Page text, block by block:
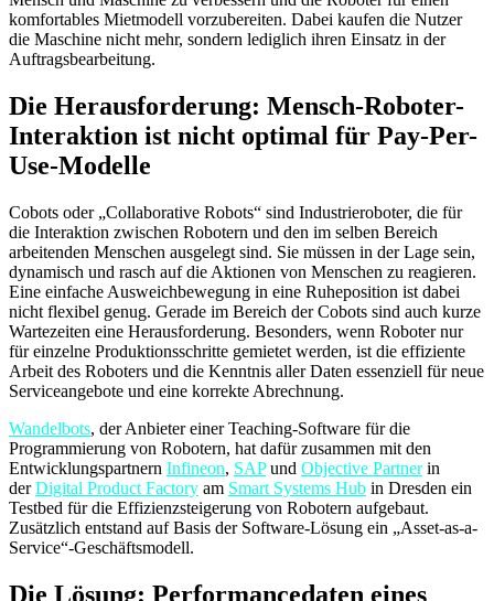
komfortables Mietmodell vorzubereiten. Dabei kaufen die Nutzer
die Maschine nicht mehr, sondern lediglich ihren Einsatz in der
Auftragsbearbeitung.
Die Herausforderung: Mensch-Roboter-
Interaktion ist nicht optimal für Pay-Per-
Use-Modelle
Cobots oder „Collaborative Robots“ sind Industrieroboter, die für
die Interaktion zwischen Robotern und den im selben Bereich
arbeitenden Menschen ausgelegt sind. Sie müssen in der Lage sein,
dynamisch und rasch auf die Aktionen von Menschen zu reagieren.
Eine einfache Ausweichbewegung in eine Ruheposition ist dabei
nicht flexibel genug. Gerade im Bereich der Cobots sind auch kurze
Wartezeiten eine Herausforderung. Besonders, wenn Roboter nur
für einzelne Produktionsschritte gemietet werden, ist die effiziente
Arbeit des Roboters und die Kenntnis aller Daten essenziell für neue
Serviceangebote und eine korrekte Abrechnung.
Wandelbots, der Anbieter einer Teaching-Software für die
Programmierung von Robotern, hat dafür zusammen mit den
Entwicklungspartnern Infineon, SAPund Objective Partnerin
derDigital Product Factory am Smart Systems Hub in Dresden ein
Testbed für die Effizienzsteigerung von Robotern aufgebaut.
Zusätzlich entstand auf Basis der Software-Lösung ein „Asset-as-a-
Service“-Geschäftsmodell.
Die Lösung: Performancedaten eines